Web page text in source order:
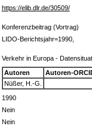
https://elib.dlr.de/30509/
Konferenzbeitrag (Vortrag)
LIDO-Berichtsjahr=1990,
Verkehr in Europa -
Autoren
Autoren-
Nüßer, H.-G.
1990
Nein
Nein